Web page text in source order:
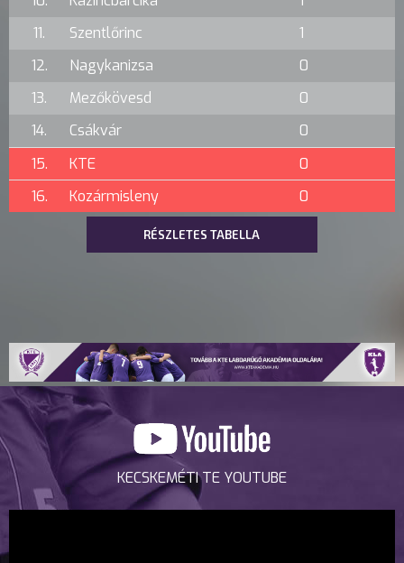
11.
Szentlőrinc
1
12.
Nagykanizsa
0
13.
Mezőkövesd
0
14.
Csákvár
0
15.
KTE
0
16.
Kozármisleny 0
RÉSZLETES TABELLA
KECSKEMÉTI TE YOUTUBE